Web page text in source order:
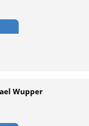
Wupper